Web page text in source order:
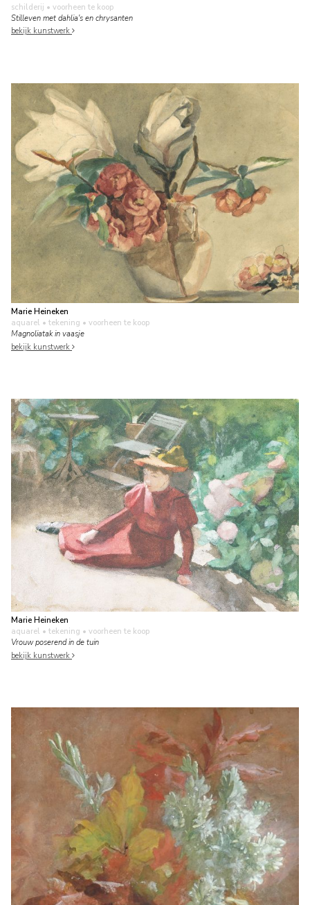
schilderij • voorheen te koop
Stilleven met dahlia's en chrysanten
bekijk kunstwerk
Marie Heineken
aquarel • tekening • voorheen te koop
Magnoliatak in vaasje
bekijk kunstwerk
Marie Heineken
aquarel • tekening • voorheen te koop
Vrouw poserend in de tuin
bekijk kunstwerk